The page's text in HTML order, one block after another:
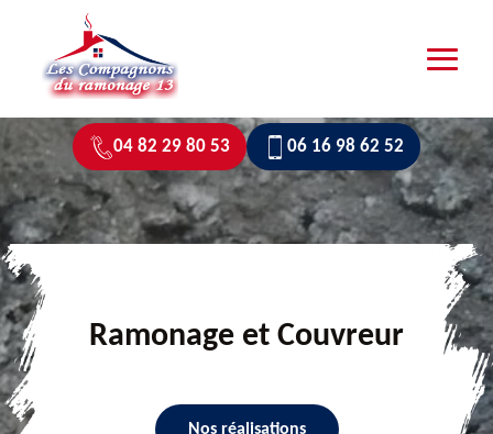
04 82 29 80 53 06 16 98 62 52
Ramonage et Couvreur
Nos réalisations